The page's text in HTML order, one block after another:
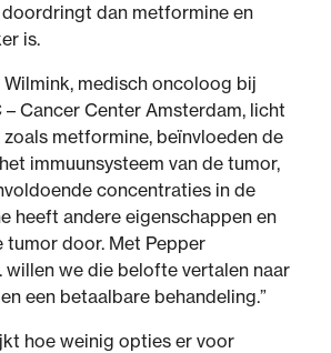
dan metformine en
is.
Wilmink, medisch oncoloog bij
Cancer Center Amsterdam, licht
zoals metformine, beïnvloeden de
immuunsysteem van de tumor,
concentraties in de
heeft andere eigenschappen en
door. Met Pepper
willen we die belofte vertalen naar
een betaalbare behandeling.”
hoe weinig opties er voor